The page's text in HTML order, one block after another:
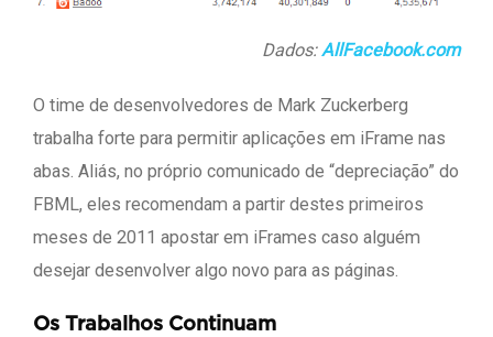
Dados:AllFacebook.com
O time de desenvolvedores de Mark Zuckerberg
trabalha forte para permitir aplicações em iFrame nas
abas. Aliás, no próprio comunicado de “depreciação” do
FBML, eles recomendam a partir destes primeiros
meses de 2011 apostar em iFrames caso alguém
desejar desenvolver algo novo para as páginas.
Os Trabalhos Continuam